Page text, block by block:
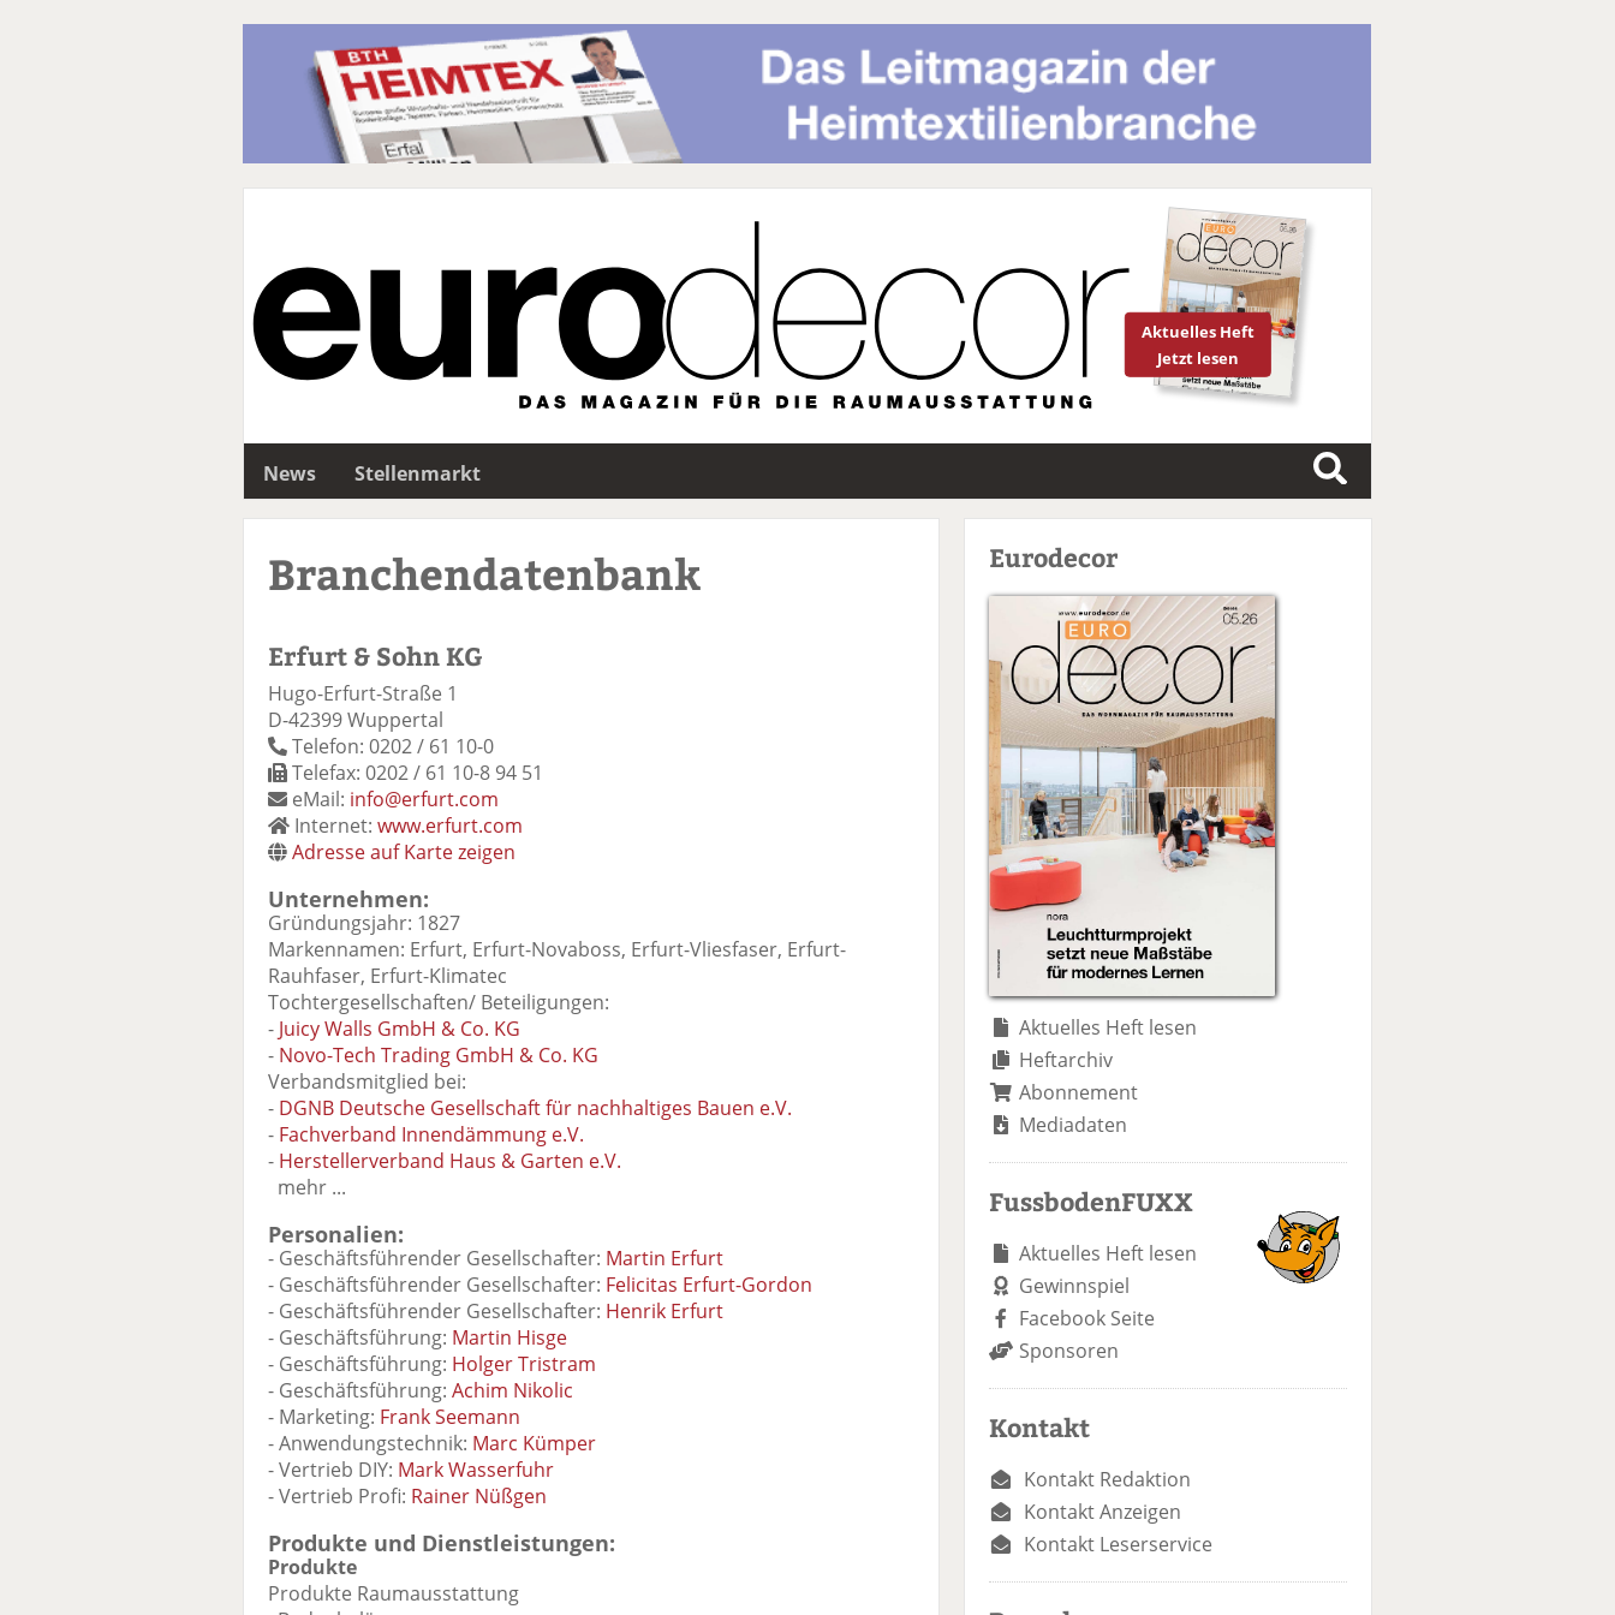
Aktuelles Heft
Jetzt lesen
News
Stellenmarkt
S
u
Branchendatenbank
Erfurt & Sohn KG
Hugo-Erfurt-Straße 1
D-42399 Wuppertal
Telefon: 0202 / 61 10-0
Telefax: 0202 / 61 10-8 94 51
eMail: info@erfurt.com
Internet: www.erfurt.com
Adresse auf Karte zeigen
Unternehmen:
Gründungsjahr: 1827
Markennamen: Erfurt, Erfurt-Novaboss, Erfurt-Vliesfaser, Erfurt-
Rauhfaser, Erfurt-Klimatec
Tochtergesellschaften/ Beteiligungen:
- Juicy Walls GmbH & Co. KG
- Novo-Tech Trading GmbH & Co. KG
Verbandsmitglied bei:
- DGNB Deutsche Gesellschaft für nachhaltiges Bauen e.V.
- Fachverband Innendämmung e.V.
- Herstellerverband Haus & Garten e.V.
mehr ...
Personalien:
- Geschäftsführender Gesellschafter: Martin Erfurt
- Geschäftsführender Gesellschafter: Felicitas Erfurt-Gordon
- Geschäftsführender Gesellschafter: Henrik Erfurt
- Geschäftsführung: Martin Hisge
- Geschäftsführung: Holger Tristram
- Geschäftsführung: Achim Nikolic
- Marketing: Frank Seemann
- Anwendungstechnik: Marc Kümper
- Vertrieb DIY: Mark Wasserfuhr
- Vertrieb Profi: Rainer Nüßgen
Produkte und Dienstleistungen:
Produkte
Produkte Raumausstattung
Eurodecor
Aktuelles Heft lesen
Heftarchiv
Abonnement
Mediadaten
FussbodenFUXX
Aktuelles Heft lesen
Gewinnspiel
Facebook Seite
Sponsoren
Kontakt
Kontakt Redaktion
Kontakt Anzeigen
Kontakt Leserservice